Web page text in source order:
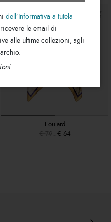
Foulard
€ 79
€ 64
dell’Informativa a tutela
le email di
alle ultime collezioni, agli